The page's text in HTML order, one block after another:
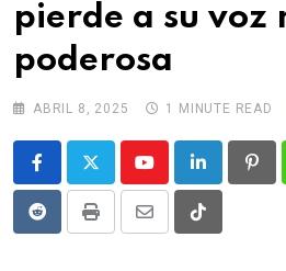
pierde a su voz
poderosa
ABRIL 8, 2025 1 MINUTE READ
YoutubeLinkedIn
RedditPrint
Share
Tiktok